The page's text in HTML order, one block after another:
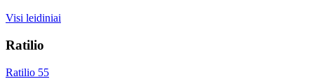
Visi leidiniai
Ratilio
Ratilio 55